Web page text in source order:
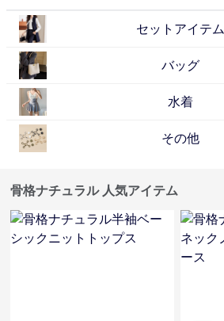
セットアイテム
バッグ
水着
その他
骨格ナチュラル 人気アイテム